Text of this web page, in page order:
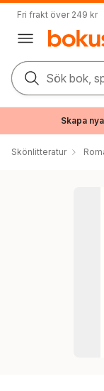
Fri frakt över 249 kr
Sök bok,
Skapa
Skönlitteratur